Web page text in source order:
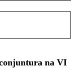
na VI